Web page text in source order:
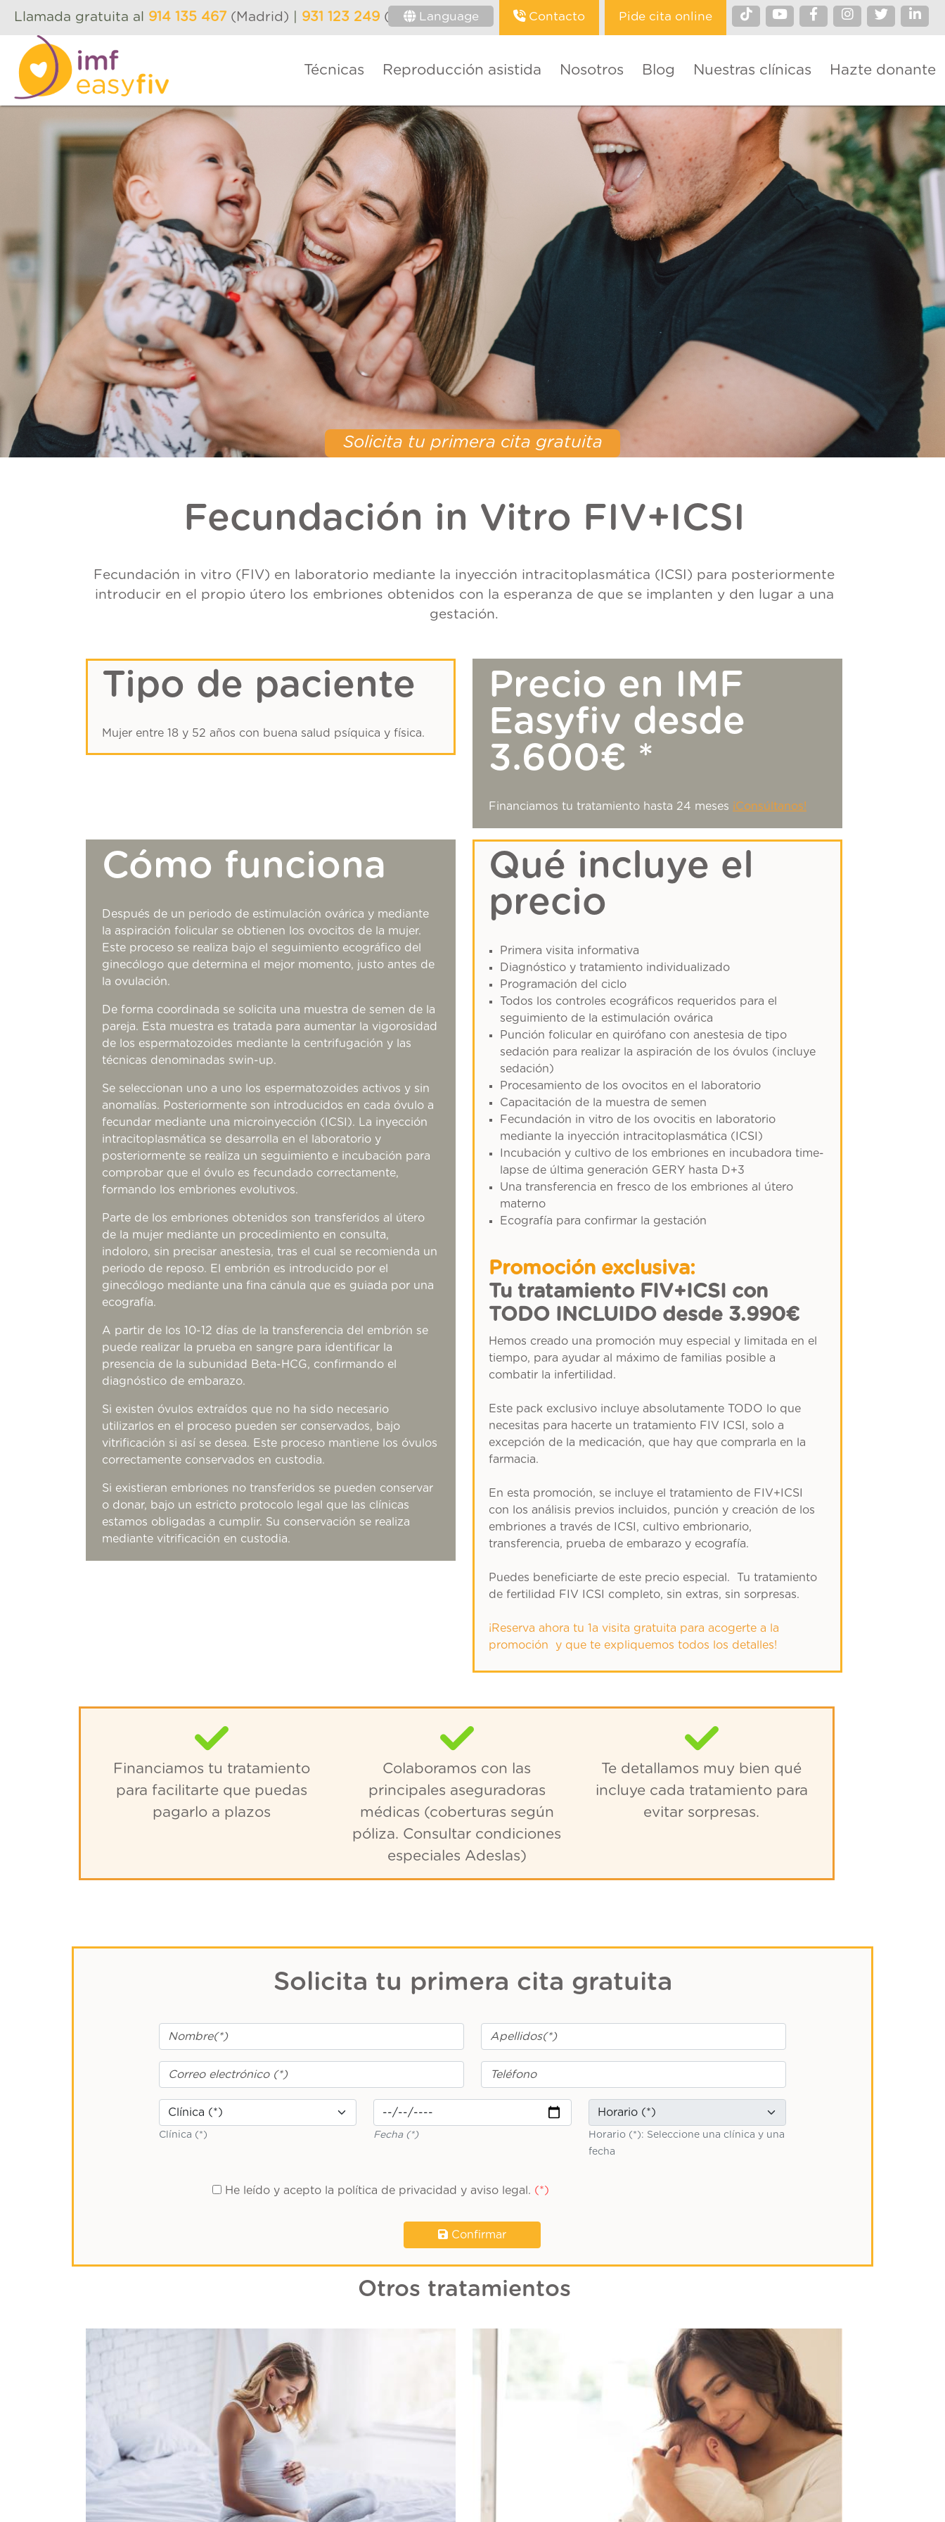
Llamada gratuita al 914 135 467 (Madrid) 931 123 249 (Barcelona) Pide cita online
Contacto
Language
Técnicas Reproducción asistida Nosotros Blog Nuestras clínicas Hazte donante
Solicita tu primera cita gratuita
Fecundación in Vitro FIV+ICSI
Fecundación in vitro (FIV) en laboratorio mediante la inyección intracitoplasmática (ICSI) para posteriormente
introducir en el propio útero los embriones obtenidos con la esperanza de que se implanten y den lugar a una
gestación.
Tipo de paciente
Mujer entre 18 y 52 años con buena salud psíquica y física.
Precio en IMF
Easyfiv desde
3.600€ *
Financiamos tu tratamiento hasta 24 meses ¡Consúltanos!
Cómo funciona
Después de un periodo de estimulación ovárica y mediante
la aspiración folicular se obtienen los ovocitos de la mujer.
Este proceso se realiza bajo el seguimiento ecográfico del
ginecólogo que determina el mejor momento, justo antes de
la ovulación.
De forma coordinada se solicita una muestra de semen de la
pareja. Esta muestra es tratada para aumentar la vigorosidad
de los espermatozoides mediante la centrifugación y las
técnicas denominadas swin-up.
Se seleccionan uno a uno los espermatozoides activos y sin
anomalías. Posteriormente son introducidos en cada óvulo a
fecundar mediante una microinyección (ICSI). La inyección
intracitoplasmática se desarrolla en el laboratorio y
posteriormente se realiza un seguimiento e incubación para
comprobar que el óvulo es fecundado correctamente,
formando los embriones evolutivos.
Parte de los embriones obtenidos son transferidos al útero
de la mujer mediante un procedimiento en consulta,
indoloro, sin precisar anestesia, tras el cual se recomienda un
periodo de reposo. El embrión es introducido por el
ginecólogo mediante una fina cánula que es guiada por una
ecografía.
A partir de los 10-12 días de la transferencia del embrión se
puede realizar la prueba en sangre para identificar la
presencia de la subunidad Beta-HCG, confirmando el
diagnóstico de embarazo.
Si existen óvulos extraídos que no ha sido necesario
utilizarlos en el proceso pueden ser conservados, bajo
vitrificación si así se desea. Este proceso mantiene los óvulos
correctamente conservados en custodia.
Si existieran embriones no transferidos se pueden conservar
o donar, bajo un estricto protocolo legal que las clínicas
estamos obligadas a cumplir. Su conservación se realiza
mediante vitrificación en custodia.
Qué incluye el
precio
Primera visita informativa
Diagnóstico y tratamiento individualizado
Programación del ciclo
Todos los controles ecográficos requeridos para el
seguimiento de la estimulación ovárica
Punción folicular en quirófano con anestesia de tipo
sedación para realizar la aspiración de los óvulos (incluye
sedación)
Procesamiento de los ovocitos en el laboratorio
Capacitación de la muestra de semen
Fecundación in vitro de los ovocitis en laboratorio
mediante la inyección intracitoplasmática (ICSI)
Incubación y cultivo de los embriones en incubadora time-
lapse de última generación GERY hasta D+3
Una transferencia en fresco de los embriones al útero
materno
Ecografía para confirmar la gestación
Promoción exclusiva:
Tu tratamiento FIV+ICSI con
TODO INCLUIDO desde 3.990€
Hemos creado una promoción muy especial y limitada en el
tiempo, para ayudar al máximo de familias posible a
combatir la infertilidad .
Este pack exclusivo incluye absolutamente TODO lo que
necesitas para hacerte un tratamiento FIV ICSI, solo a
excepción de la medicación, que hay que comprarla en la
farmacia.
En esta promoción, se incluye el tratamiento de FIV+ICSI
con los análisis previos incluidos, punción y creación de los
embriones a través de ICSI, cultivo embrionario,
transferencia, prueba de embarazo y ecografía.
Puedes beneficiarte de este precio especial. Tu tratamiento
de fertilidad FIV ICSI completo, sin extras, sin sorpresas.
¡Reserva ahora tu 1a visita gratuita para acogerte a la
promoción y que te expliquemos todos los detalles!
Financiamos tu tratamiento
para facilitarte que puedas
pagarlo a plazos
Colaboramos con las
principales aseguradoras
médicas (coberturas según
póliza. Consultar condiciones
especiales Adeslas)
Te detallamos muy bien qué
incluye cada tratamiento para
evitar sorpresas.
Solicita tu primera cita gratuita
Clínica (*) Fecha (*)
Horario (*): Seleccione una clínica y una
fecha
He leído y acepto la política de privacidad y aviso legal.
Confirmar
Otros tratamientos